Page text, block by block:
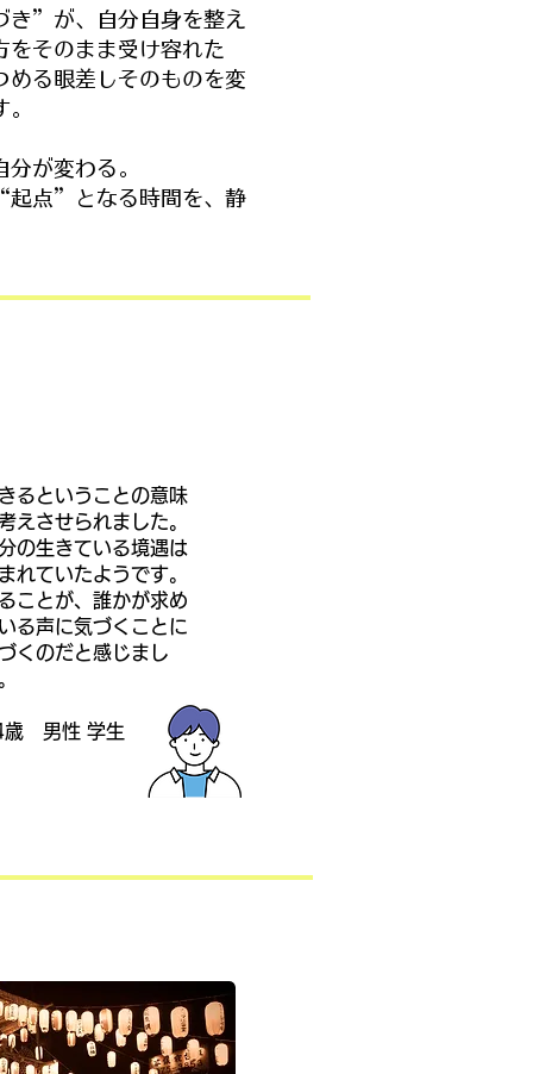
”が、自分自身を整え
をそのまま受け容れた
める眼差しそのものを変
が変わる。
起点”となる時間を、静
るということの意味
えさせられました。
の生きている境遇は
れていたようです。
ことが、誰かが求め
る声に気づくことに
くのだと感じまし
男性 学生